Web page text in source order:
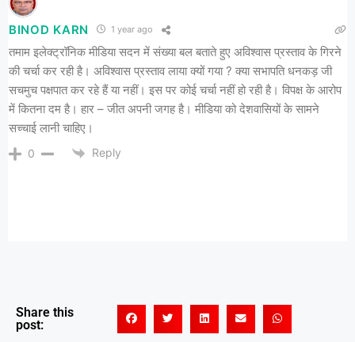
BINOD KARN 1 year ago
तमाम इलेक्ट्रॉनिक मीडिया सदन में संख्या बल बताते हुए अविश्वास प्रस्ताव के गिरने
की चर्चा कर रही है। अविश्वास प्रस्ताव लाया क्यों गया ? क्या सभापति धनकड़ जी
सचमुच पक्षपात कर रहे हैं या नहीं। इस पर कोई चर्चा नहीं हो रही है। विपक्ष के आरोप
में कितना दम है। हार – जीत अपनी जगह है। मीडिया को देशवासियों के सामने
सच्चाई लानी चाहिए।
0 Reply
Share this
post: